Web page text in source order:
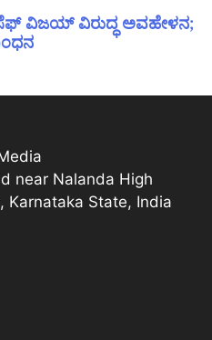
ವಿಜಯ್ ವಿರುದ್ಧ ಅವಹೇಳನ;
near Nalanda High
Karnataka State, India